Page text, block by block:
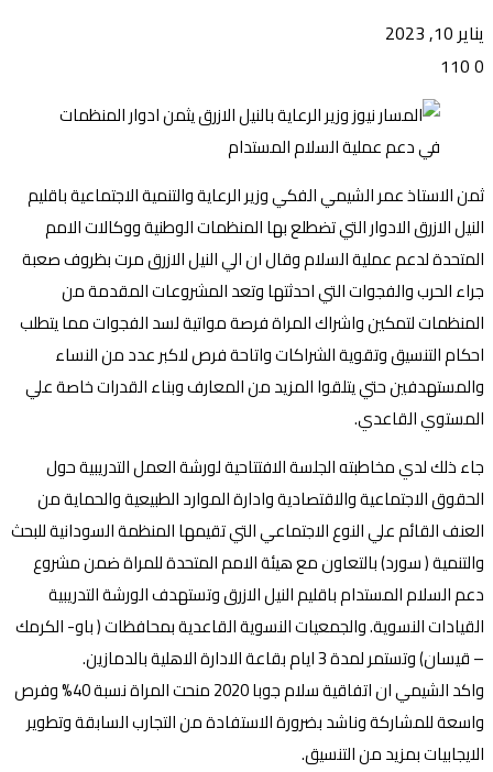
يناير 10, 2023
0
ثمن الاستاذ عمر الشيمي الفكي وزير الرعاية والتنمية الاجتماعية باقليم
النيل الازرق الادوار التي تضطلع بها المنظمات الوطنية ووكالات الامم
المتحدة لدعم عملية السلام وقال ان الي النيل الازرق مرت بظروف صعبة
جراء الحرب والفجوات التي احدثتها وتعد المشروعات المقدمة من
المنظمات لتمكين واشراك المراة فرصة مواتية لسد الفجوات مما يتطلب
احكام التنسيق وتقوية الشراكات واتاحة فرص لاكبر عدد من النساء
والمستهدفين حتي يتلقوا المزيد من المعارف وبناء القدرات خاصة علي
المستوي القاعدي.
جاء ذلك لدي مخاطبته الجلسة الافتتاحية لورشة العمل التدريبية حول
الحقوق الاجتماعية والاقتصادية وادارة الموارد الطبيعية والحماية من
العنف القائم علي النوع الاجتماعي التي تقيمها المنظمة السودانية للبحث
والتنمية ( سورد) بالتعاون مع هيئة الامم المتحدة للمراة ضمن مشروع
دعم السلام المستدام باقليم النيل الازرق وتستهدف الورشة التدريبية
القيادات النسوية. والجمعيات النسوية القاعدية بمحافظات ( باو- الكرمك
– قيسان) وتستمر لمدة 3 ايام بقاعة الادارة الاهلية بالدمازين.
واكد الشيمي ان اتفاقية سلام جوبا 2020 منحت المراة نسبة 40% وفرص
واسعة للمشاركة وناشد بضرورة الاستفادة من التجارب السابقة وتطوير
الايجابيات بمزيد من التنسيق.